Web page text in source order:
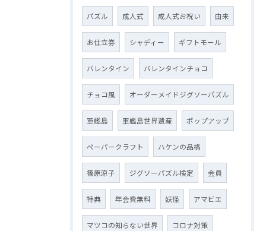
パズル 成人式 成人式お祝い 由来
お仕立券 シャディー ギフトモール
バレンタイン バレンタインチョコ
チョコ風 オーダーメイドジグソーパズル
軍艦島 軍艦島世界遺産 ポップアップ
ペーパークラフト ハケンの品格
篠原涼子 ジグソーパズル検定 会員
特典 年会費無料 妖怪 アマビエ
マツコの知らない世界 コロナ対策